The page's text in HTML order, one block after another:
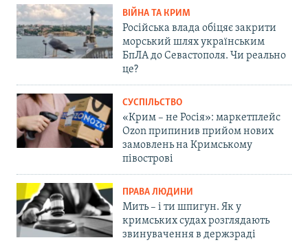
ВІЙНА ТА КРИМ
Російська влада обіцяє закрити
морський шлях українським
БпЛА до Севастополя. Чи реально
це?
СУСПІЛЬСТВО
«Крим – не Росія»: маркетплейс
Ozon припинив прийом нових
замовлень на Кримському
півострові
ПРАВА ЛЮДИНИ
Мить – і ти шпигун. Як у
кримських судах розглядають
звинувачення в держзраді